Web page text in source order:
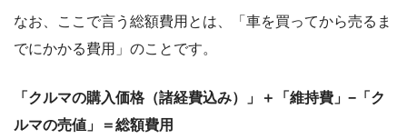
なお、ここで言う総額費用とは、「車を買ってから売るま
でにかかる費用」のことです。
「クルマの購入価格（諸経費込み）」＋「維持費」−「ク
ルマの売値」＝総額費用